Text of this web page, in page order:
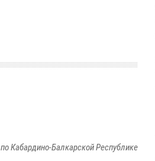
Кабардино-Балкарской Республике